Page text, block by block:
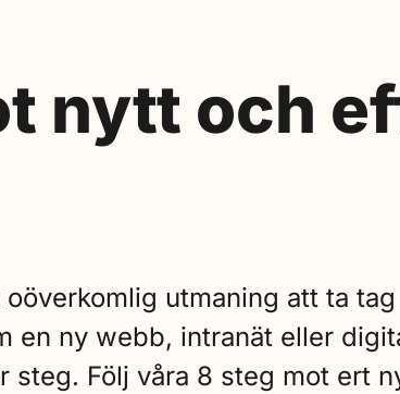
nytt och
utmaning att ta
en ny webb, intranät eller
Följ våra 8 steg mot ert